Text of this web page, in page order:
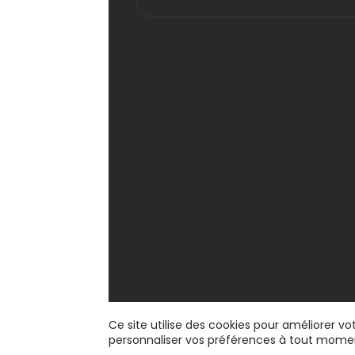
Ce site utilise des cookies pour améliorer
personnaliser vos préférences à tout